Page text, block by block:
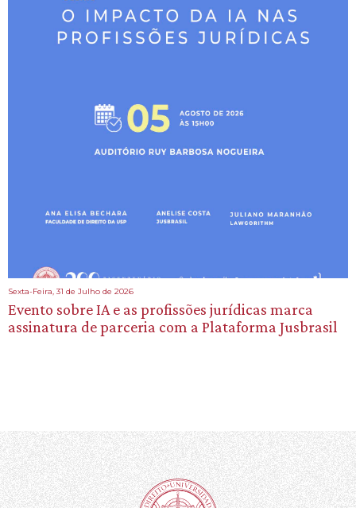
Sexta-Feira, 31 de Julho de 2026
Evento sobre IA e as profissões jurídicas marca
assinatura de parceria com a Plataforma Jusbrasil